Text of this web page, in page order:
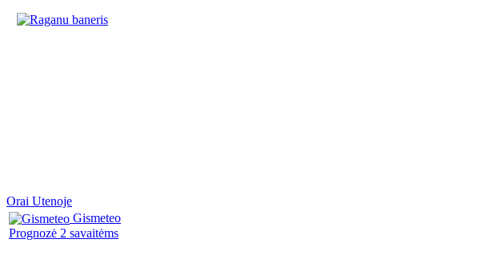
Orai Utenoje
Gismeteo
Prognozė 2 savaitėms